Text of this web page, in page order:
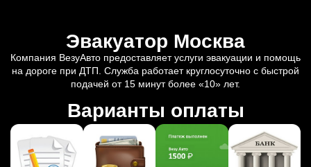
Эвакуатор Москва
Компания ВезуАвто предоставляет услуги эвакуации и помощь
на дороге при ДТП. Служба работает круглосуточно с быстрой
подачей от 15 минут более «10» лет.
Варианты оплаты